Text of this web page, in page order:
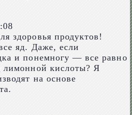
здоровья продуктов!
яд. Даже, если
и понемногу — все равно
кислоты? Я
на основе